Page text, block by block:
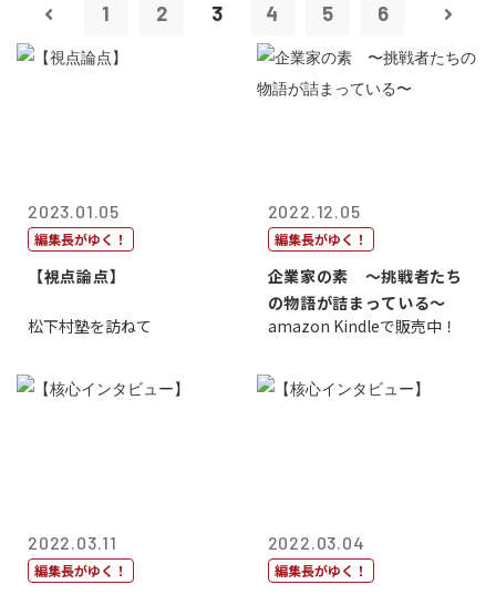
1 2 3 4 5 6
2023.01.05
編集長がゆく！
【視点論点】
松下村塾を訪ねて
2022.12.05
編集長がゆく！
企業家の素 〜挑戦者たち
の物語が詰まっている〜
amazon Kindleで販売中！
2022.03.11
編集長がゆく！
2022.03.04
編集長がゆく！